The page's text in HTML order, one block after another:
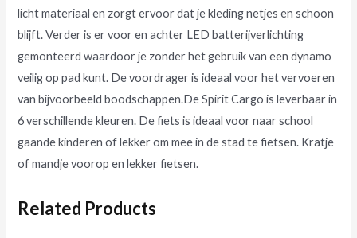
licht materiaal en zorgt ervoor dat je kleding netjes en schoon
blijft. Verder is er voor en achter LED batterijverlichting
gemonteerd waardoor je zonder het gebruik van een dynamo
veilig op pad kunt. De voordrager is ideaal voor het vervoeren
van bijvoorbeeld boodschappen.De Spirit Cargo is leverbaar in
6 verschillende kleuren. De fiets is ideaal voor naar school
gaande kinderen of lekker om mee in de stad te fietsen. Kratje
of mandje voorop en lekker fietsen.
Related Products